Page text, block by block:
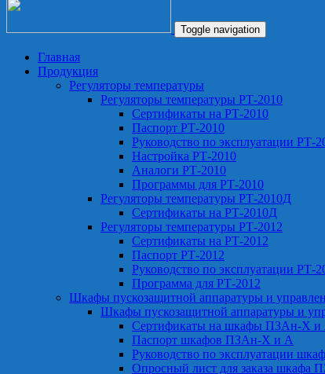
Toggle navigation
Главная
Продукция
Регуляторы температуры
Регуляторы температуры РТ-2010
Сертификаты на РТ-2010
Паспорт РТ-2010
Руководство по эксплуатации РТ-
Настройка РТ-2010
Аналоги РТ-2010
Программы для РТ-2010
Регуляторы температуры РТ-2010Д
Сертификаты на РТ-2010Д
Регуляторы температуры РТ-2012
Сертификаты на РТ-2012
Паспорт РТ-2012
Руководство по эксплуатации РТ-
Программа для РТ-2012
Шкафы пускозащитной аппаратуры и
Шкафы пускозащитной аппаратуры и
Сертификаты на шкафы ПЗАн-Х и
Паспорт шкафов ПЗАн-Х и А
Руководство по эксплуатации
Опросный лист для заказа шкафа